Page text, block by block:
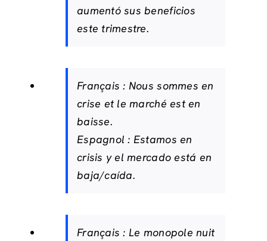
aumentó sus beneficios
este trimestre.
Français : Nous sommes en
crise et le marché est en
baisse.
Espagnol : Estamos en
crisis y el mercado está en
baja/caída.
Français : Le monopole nuit